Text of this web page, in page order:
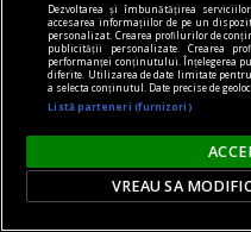
la fața timpului
Pletele celeste ale
Cel puţin aceasta a
transmis în timp.
Dezvoltarea și îmbunătățirea
accesarea informațiilor de pe un
personalizat. Crearea profilurilor de
publicității personalizate. Crearea
performanței conținutului. Înțelegerea
diferite. Utilizarea de date limitate
a selecta conținutul. Date precise de
Listă parteneri (furnizori)
VREAU SA